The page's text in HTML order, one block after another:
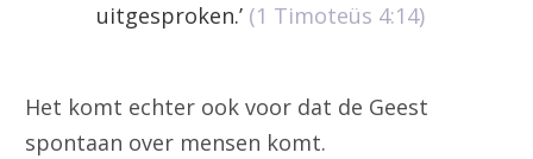
uitgesproken.’ (1 Timoteüs 4:14)
Het komt echter ook voor dat de Geest
spontaan over mensen komt.